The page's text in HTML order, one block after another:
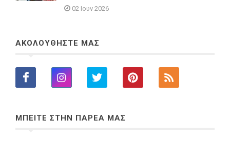
02 Ιουν 2026
ΑΚΟΛΟΥΘΗΣΤΕ ΜΑΣ
ΜΠΕΙΤΕ ΣΤΗΝ ΠΑΡΕΑ ΜΑΣ